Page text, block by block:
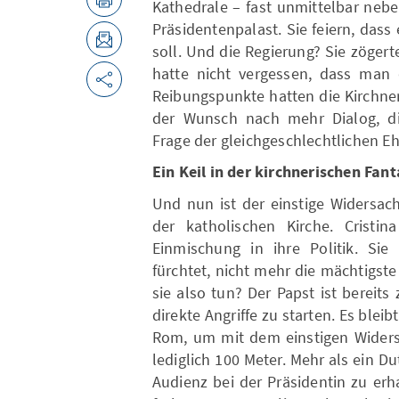
Kathedrale – fast unmittelbar
Präsidentenpalast. Sie feiern,
soll. Und die Regierung? Sie
hatte nicht vergessen, dass
Reibungspunkte hatten die
der Wunsch nach mehr Dialog,
Frage der gleichgeschlechtlichen
Ein Keil in der kirchnerischen
Und nun ist der einstige
der katholischen Kirche.
Einmischung in ihre Politik.
fürchtet, nicht mehr die
sie also tun? Der Papst ist
direkte Angriffe zu starten. Es
Rom, um mit dem einstigen
lediglich 100 Meter. Mehr als ein
Audienz bei der Präsidentin zu